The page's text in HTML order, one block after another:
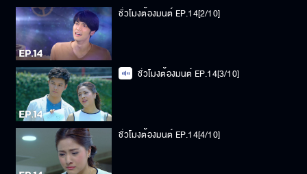
ชั่วโมงต้องมนต์ EP.14[2/10]
ชั่วโมงต้องมนต์ EP.14[3/10]
ชั่วโมงต้องมนต์ EP.14[4/10]